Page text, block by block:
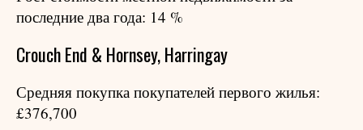
последние два года: 14 %
Crouch End & Hornsey, Harringay
Средняя покупка покупателей первого жилья:
£376,700